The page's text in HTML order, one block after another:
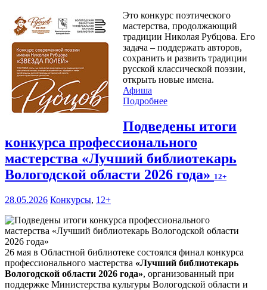
Это конкурс поэтического
мастерства, продолжающий
традиции Николая Рубцова. Его
задача – поддержать авторов,
сохранить и развить традиции
русской классической поэзии,
открыть новые имена.
Афиша
Подробнее
Подведены итоги
конкурса профессионального
мастерства «Лучший библиотекарь
Вологодской области 2026 года» 12+
28.05.2026 Конкурсы, 12+
26 мая в Областной библиотеке состоялся финал конкурса
профессионального мастерства «Лучший библиотекарь
Вологодской области 2026 года», организованный при
поддержке Министерства культуры Вологодской области и